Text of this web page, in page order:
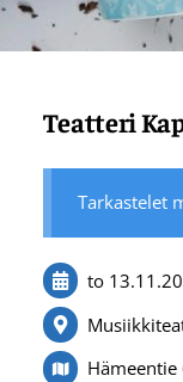
Teatteri
Tarkastelet
to